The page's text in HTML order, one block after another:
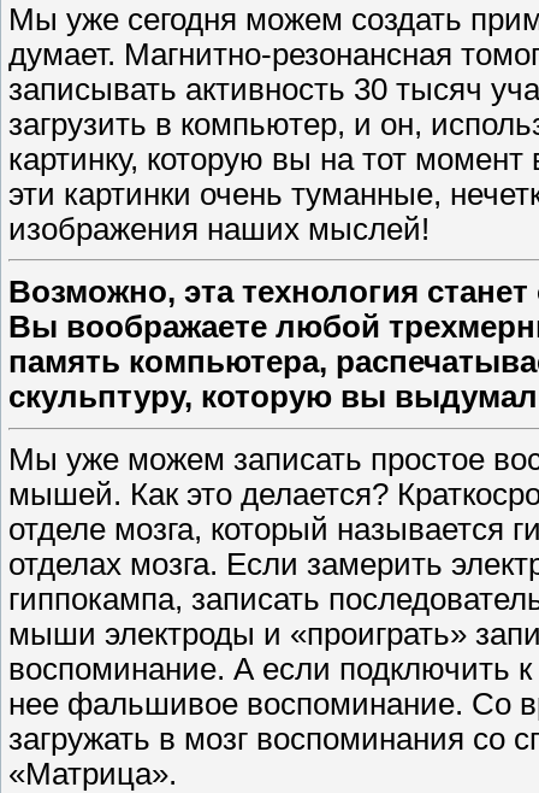
Мы уже сегодня можем создать
думает. Магнитно-резонансная
записывать активность 30 тысяч
загрузить в компьютер, и он,
картинку, которую вы на тот
эти картинки очень туманные,
изображения наших мыслей!
Возможно, эта технология
Вы воображаете любой
память компьютера,
скульптуру, которую вы
Мы уже можем записать простое
мышей. Как это делается?
отделе мозга, который называется
отделах мозга. Если замерить
гиппокампа, записать
мыши электроды и «проиграть»
воспоминание. А если подключить
нее фальшивое воспоминание. Со
загружать в мозг воспоминания со
«Матрица».